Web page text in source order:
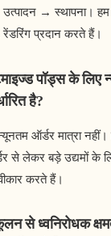
→ स्थापना। हम
प्रदान करते हैं।
पॉड्स के लिए
है?
ऑर्डर मात्रा
से लेकर बड़े उद्यमों के
करते हैं।
से ध्वनिरोधक